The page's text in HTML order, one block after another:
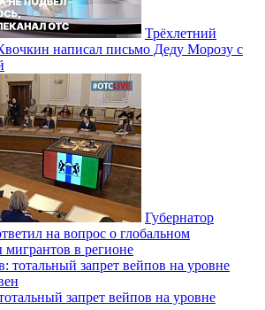
Трёхлетний
написал письмо Деду Морозу с
Губернатор
на вопрос о глобальном
в регионе
запрет вейпов на уровне